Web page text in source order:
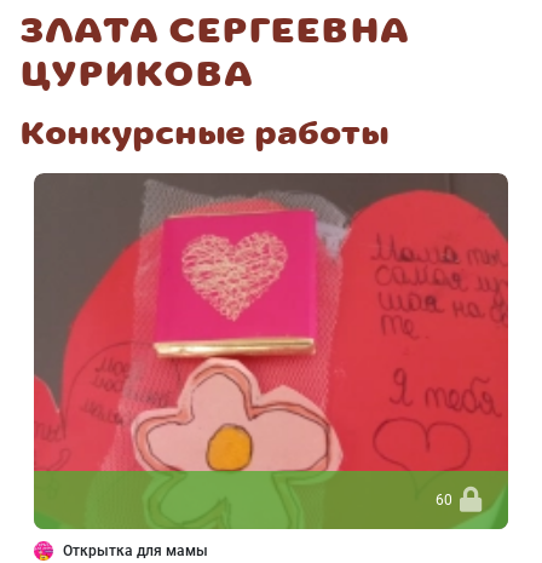
ЗЛАТА СЕРГЕЕВНА
ЦУРИКОВА
Конкурсные работы
60
Открытка для мамы